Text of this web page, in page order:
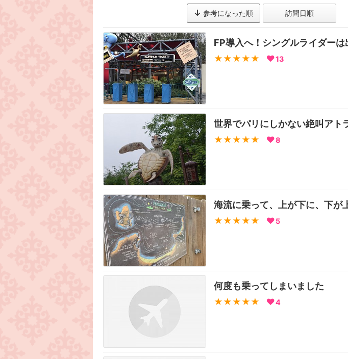
参考になった順 訪問日順
FP導入へ！シングルライダーは
★★★★★ 13
世界でパリにしかない絶叫アト
★★★★★ 8
海流に乗って、上が下に、下が
★★★★★ 5
何度も乗ってしまいました
★★★★★ 4